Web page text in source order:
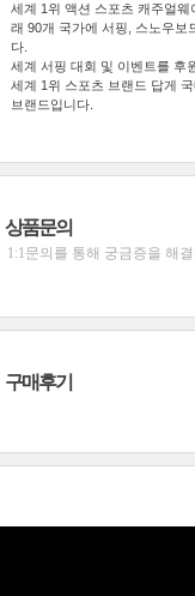
세계 1위 액션 스포츠 캐주얼웨
래 90개 국가에 서핑, 스노우보
다.
세계 서핑 대회 및 이벤트를 후
세계 1위 스포츠 브랜드 답게
브랜드입니다.
상품문의
1:1문의를 통해 궁금증을 해
구매후기